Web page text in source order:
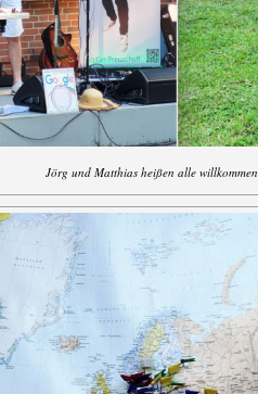
Jörg und Matthias heißen alle willkommen